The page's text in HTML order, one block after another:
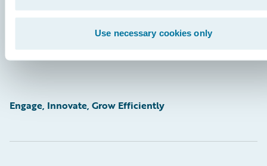
Use necessary cookies only
Footer
Engage, Innovate, Grow Efficiently